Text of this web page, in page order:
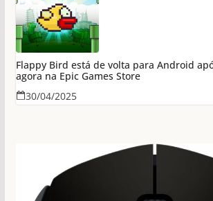
Flappy Bird está de volta para Android
agora na Epic Games Store
30/04/2025